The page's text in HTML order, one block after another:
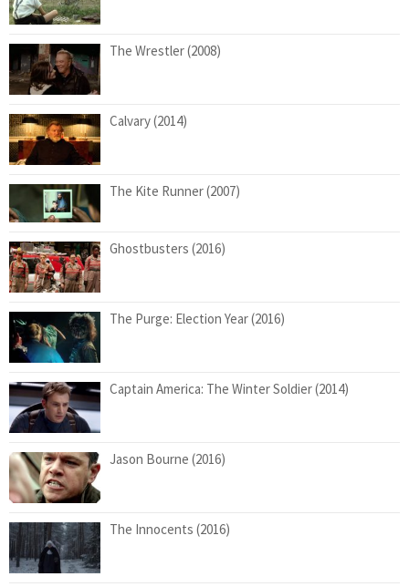
The Wrestler (2008)
Calvary (2014)
The Kite Runner (2007)
Ghostbusters (2016)
The Purge: Election Year (2016)
Captain America: The Winter Soldier (2014)
Jason Bourne (2016)
The Innocents (2016)